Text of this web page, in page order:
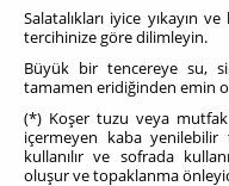
Salatalıkları iyice yıkayın
tercihinize göre dilimleyin.
Büyük bir tencereye su,
tamamen eridiğinden emin
(*) Koşer tuzu veya
içermeyen kaba
kullanılır ve sofrada
oluşur ve topaklanma